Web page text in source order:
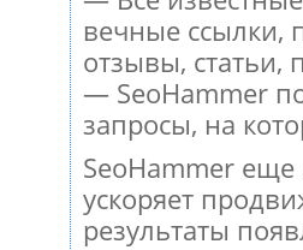
вечные ссылки,
отзывы, статьи,
— SeoHammer
запросы, на
SeoHammer
ускоряет
результаты